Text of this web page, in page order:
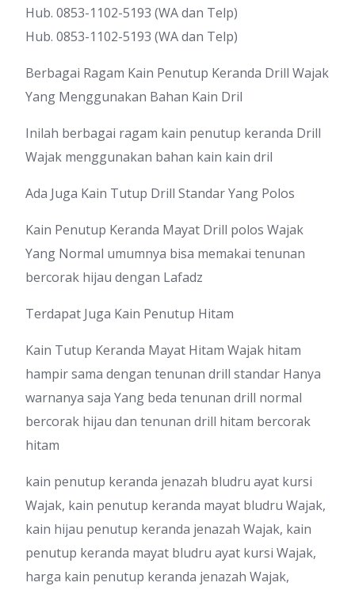
Hub. 0853-1102-5193 (WA dan Telp)
Hub. 0853-1102-5193 (WA dan Telp)
Berbagai Ragam Kain Penutup Keranda Drill Wajak
Yang Menggunakan Bahan Kain Dril
Inilah berbagai ragam kain penutup keranda Drill
Wajak menggunakan bahan kain kain dril
Ada Juga Kain Tutup Drill Standar Yang Polos
Kain Penutup Keranda Mayat Drill polos Wajak
Yang Normal umumnya bisa memakai tenunan
bercorak hijau dengan Lafadz
Terdapat Juga Kain Penutup Hitam
Kain Tutup Keranda Mayat Hitam Wajak hitam
hampir sama dengan tenunan drill standar Hanya
warnanya saja Yang beda tenunan drill normal
bercorak hijau dan tenunan drill hitam bercorak
hitam
kain penutup keranda jenazah bludru ayat kursi
Wajak, kain penutup keranda mayat bludru Wajak,
kain hijau penutup keranda jenazah Wajak, kain
penutup keranda mayat bludru ayat kursi Wajak,
harga kain penutup keranda jenazah Wajak,